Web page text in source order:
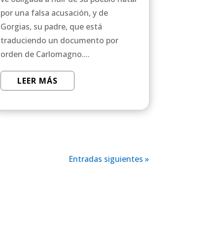
por una falsa acusación, y de
Gorgias, su padre, que está
traduciendo un documento por
orden de Carlomagno....
LEER MÁS
Entradas siguientes »